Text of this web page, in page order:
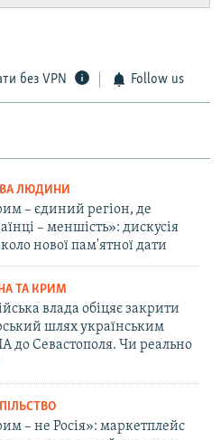
без VPN Follow us
ЛЮДИНИ
– єдиний регіон, де
– меншість»: дискусія
нової пам'ятної дати
ТА КРИМ
влада обіцяє закрити
шлях українським
до Севастополя. Чи реально
– не Росія»: маркетплейс